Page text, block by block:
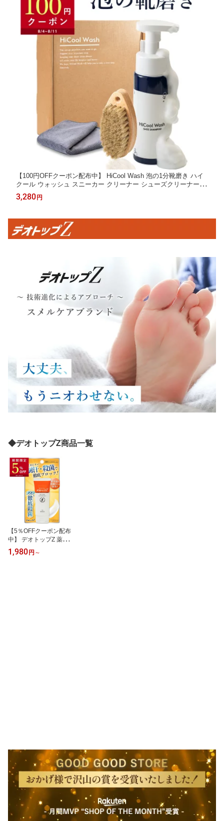
【100円OFFクーポン配布中】 HiCool Wash 泡の1分靴磨き ハイ
クール ウォッシュ スニーカー クリーナー シューズクリーナー 靴
磨き 靴磨きセット スニーカークリーナー シューケア シューズケ
ア 洗剤 手入れ 靴 シューズ 革靴 靴全般 ボックス セット キット
3,280円
◆デオトップZ商品一覧
【5％OFFクーポン配布
中】 デオトップZ 薬用 フ
ットクリーム 40g 80g 2
4時間持続の99.9%殺菌
1,980 円 ～